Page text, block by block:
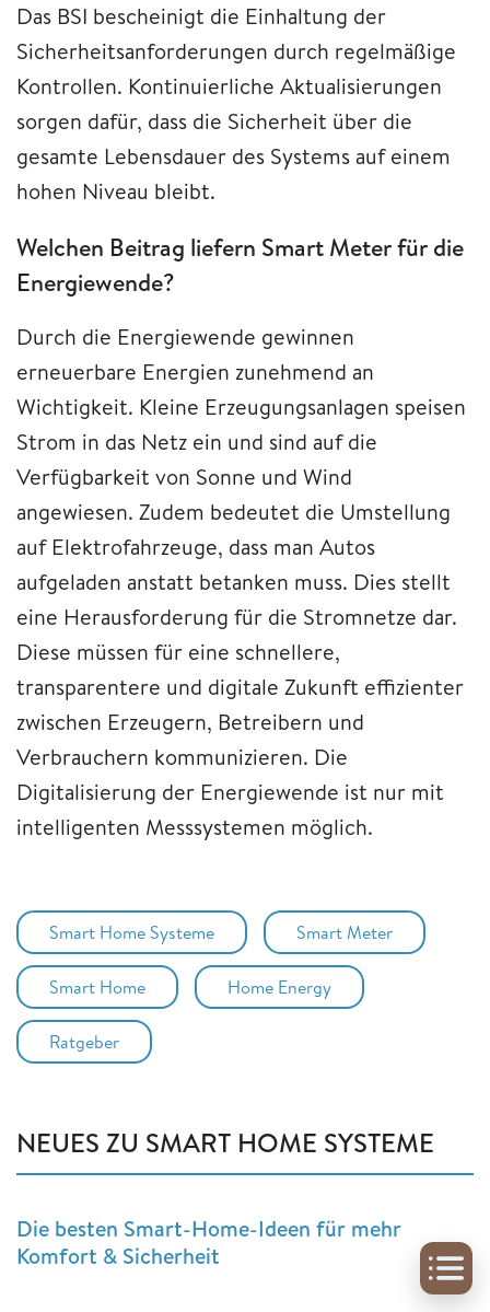
Das BSI bescheinigt die Einhaltung der
Sicherheitsanforderungen durch regelmäßige
Kontrollen. Kontinuierliche Aktualisierungen
sorgen dafür, dass die Sicherheit über die
gesamte Lebensdauer des Systems auf einem
hohen Niveau bleibt.
Welchen Beitrag liefern Smart Meter für die
Energiewende?
Durch die Energiewende gewinnen
erneuerbare Energien zunehmend an
Wichtigkeit. Kleine Erzeugungsanlagen speisen
Strom in das Netz ein und sind auf die
Verfügbarkeit von Sonne und Wind
angewiesen. Zudem bedeutet die Umstellung
auf Elektrofahrzeuge, dass man Autos
aufgeladen anstatt betanken muss. Dies stellt
eine Herausforderung für die Stromnetze dar.
Diese müssen für eine schnellere,
transparentere und digitale Zukunft effizienter
zwischen Erzeugern, Betreibern und
Verbrauchern kommunizieren. Die
Digitalisierung der Energiewende ist nur mit
intelligenten Messsystemen möglich.
Smart Home Systeme Smart Meter
Smart Home Home Energy
Ratgeber
NEUES ZU SMART HOME SYSTEME
Die besten Smart-Home-Ideen für mehr
Komfort & Sicherheit